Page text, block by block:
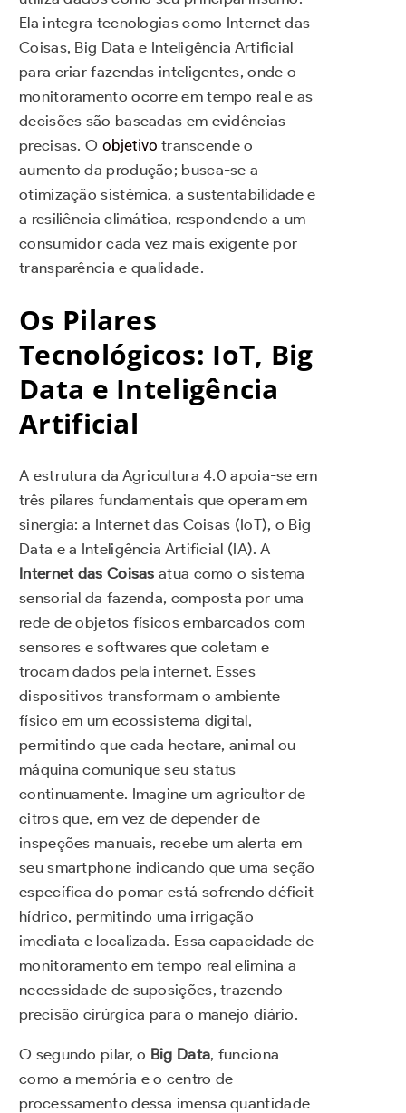
Ela integra tecnologias como Internet das
Coisas, Big Data e Inteligência Artificial
para criar fazendas inteligentes, onde o
monitoramento ocorre em tempo real e as
decisões são baseadas em evidências
precisas. O objetivo transcende o
aumento da produção; busca-se a
otimização sistêmica, a sustentabilidade e
a resiliência climática, respondendo a um
consumidor cada vez mais exigente por
transparência e qualidade.
Os Pilares
Tecnológicos: IoT, Big
Data e Inteligência
Artificial
A estrutura da Agricultura 4.0 apoia-se em
três pilares fundamentais que operam em
sinergia: a Internet das Coisas (IoT), o Big
Data e a Inteligência Artificial (IA). A
Internet das Coisas atua como o sistema
sensorial da fazenda, composta por uma
rede de objetos físicos embarcados com
sensores e softwares que coletam e
trocam dados pela internet. Esses
dispositivos transformam o ambiente
físico em um ecossistema digital,
permitindo que cada hectare, animal ou
máquina comunique seu status
continuamente. Imagine um agricultor de
citros que, em vez de depender de
inspeções manuais, recebe um alerta em
seu smartphone indicando que uma seção
específica do pomar está sofrendo déficit
hídrico, permitindo uma irrigação
imediata e localizada. Essa capacidade de
monitoramento em tempo real elimina a
necessidade de suposições, trazendo
precisão cirúrgica para o manejo diário.
O segundo pilar, o Big Data, funciona
como a memória e o centro de
processamento dessa imensa quantidade